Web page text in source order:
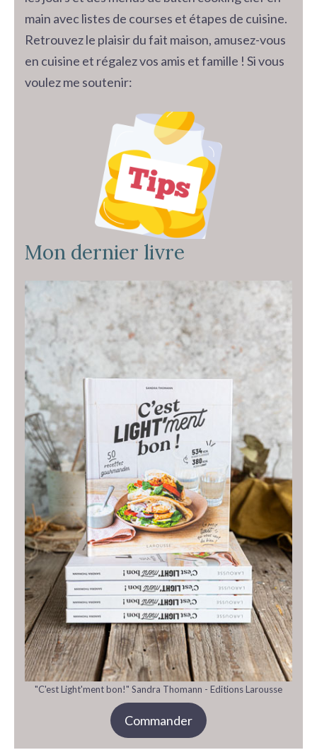
main avec listes de courses et étapes de cuisine.
Retrouvez le plaisir du fait maison, amusez-vous
en cuisine et régalez vos amis et famille ! Si vous
voulez me soutenir:
Mon dernier livre
"C'est Light'ment bon!" Sandra Thomann - Editions Larousse
Commander